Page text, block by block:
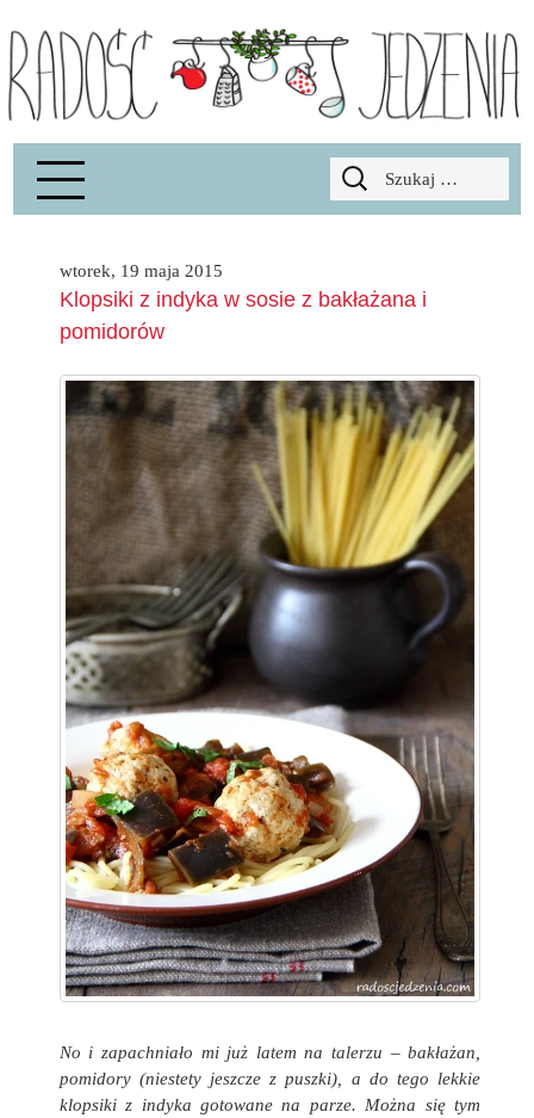
Radość Jedzenia – blog kulinarny
Szukaj:
wtorek, 19 maja 2015
Klopsiki z indyka w sosie z bakłażana i
pomidorów
No i zapachniało mi już latem na talerzu –bakłażan,
pomidory (niestety jeszcze z puszki), a do tego lekkie
klopsiki z indyka gotowane na parze. Można się tym